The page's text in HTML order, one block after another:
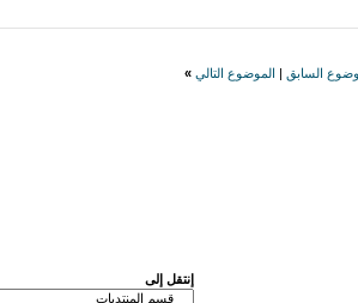
السابق الموضوع التالي »
إنتقل إلى